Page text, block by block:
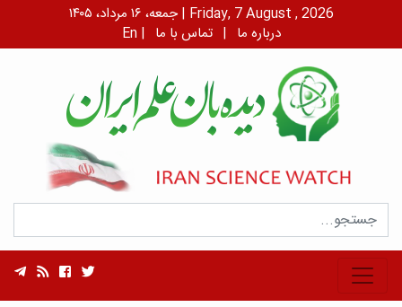
جمعه، ۱۶ مرداد، ۱۴۰۵ | Friday, 7 August , 2026
En | درباره ما | تماس با ما